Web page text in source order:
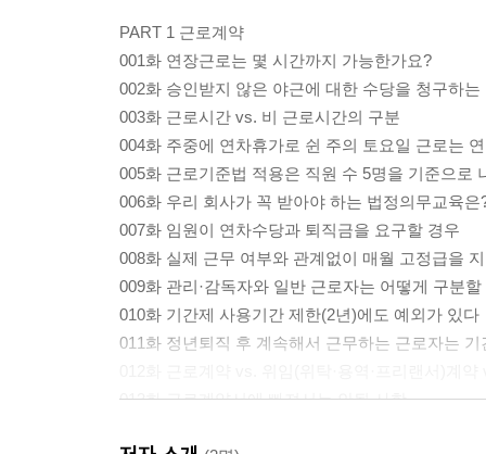
PART 1 근로계약
001화 연장근로는 몇 시간까지 가능한가요?
002화 승인받지 않은 야근에 대한 수당을 청구하는
003화 근로시간 vs. 비 근로시간의 구분
004화 주중에 연차휴가로 쉰 주의 토요일 근로는
005화 근로기준법 적용은 직원 수 5명을 기준으로
006화 우리 회사가 꼭 받아야 하는 법정의무교육은
007화 임원이 연차수당과 퇴직금을 요구할 경우
008화 실제 근무 여부와 관계없이 매월 고정급을
009화 관리·감독자와 일반 근로자는 어떻게 구분
010화 기간제 사용기간 제한(2년)에도 예외가 있다
011화 정년퇴직 후 계속해서 근무하는 근로자는
013화 근로계약서에 빠져서는 안될 사항